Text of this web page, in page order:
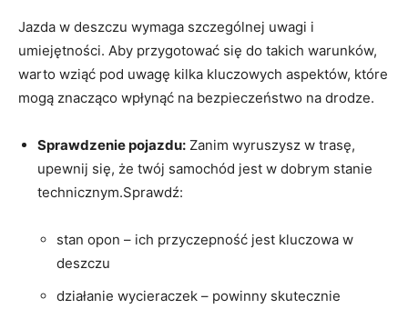
Jazda w deszczu wymaga ⁣szczególnej uwagi i‍
umiejętności. Aby ⁤przygotować się⁤ do⁣ takich warunków,
warto wziąć⁢ pod ⁤uwagę kilka ​kluczowych aspektów, które
mogą znacząco wpłynąć na bezpieczeństwo na drodze.
Sprawdzenie pojazdu: Zanim wyruszysz w trasę,
upewnij ‍się, że⁤ twój ‌samochód jest w ⁢dobrym stanie​
technicznym.Sprawdź:
stan opon – ich przyczepność⁤ jest kluczowa w
⁤deszczu
działanie wycieraczek – powinny⁤ skutecznie